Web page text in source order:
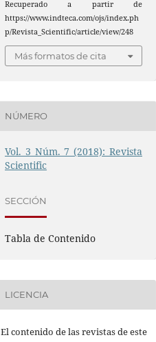
Recuperado a partir de
https://www.indteca.com/ojs/index.ph
p/Revista_Scientific/article/view/248
Más formatos de cita
NÚMERO
Vol. 3 Núm. 7 (2018): Revista
Scientific
SECCIÓN
Tabla de Contenido
LICENCIA
El contenido de las revistas de este